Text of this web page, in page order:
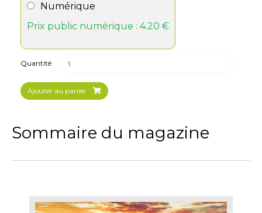
Numérique
Prix public numérique : 4.20 €
Quantité
Ajouter au panier
Sommaire du magazine